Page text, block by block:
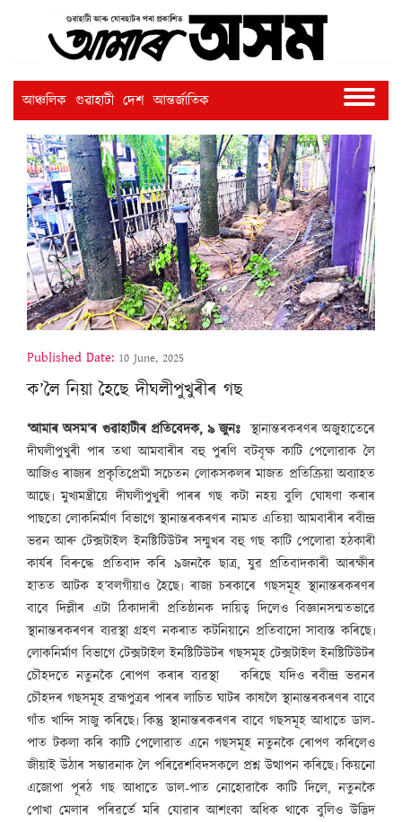
আঞ্চলিক গুৱাহাটী দেশ আন্তৰ্জাতিক
Published Date: 10 June, 2025
ক’লৈ নিয়া হৈছে দীঘলীপুখুৰীৰ গছ
‘আমাৰ অসম’ৰ গুৱাহাটীৰ প্ৰতিবেদক, ৯ জুনঃস্থানান্তৰকৰণৰ অজুহাতেৰে
দীঘলীপুখুৰী পাৰ তথা আমবাৰীৰ বহু পুৰণি বটবৃক্ষ কাটি পেলোৱাক লৈ
আজিও ৰাজ্যৰ প্ৰকৃতিপ্ৰেমী সচেতন লোকসকলৰ মাজত প্ৰতিক্ৰিয়া অব্যাহত
আছে৷ মুখ্যমন্ত্ৰীয়ে দীঘলীপুখুৰী পাৰৰ গছ কটা নহয় বুলি ঘোষণা কৰাৰ
পাছতো লোকনিৰ্মাণ বিভাগে স্থানান্তৰকৰণৰ নামত এতিয়া আমবাৰীৰ ৰবীন্দ্ৰ
ভৱন আৰু টেক্সটাইল ইনষ্টিটিউটৰ সন্মুখৰ বহু গছ কাটি পেলোৱা হঠকাৰী
কাৰ্যৰ বিৰুদ্ধে প্ৰতিবাদ কৰি ৯জনকৈ ছাত্ৰ, যুৱ প্ৰতিবাদকাৰী আৰক্ষীৰ
হাতত আটক হ’বলগীয়াও হৈছে৷ ৰাজ্য চৰকাৰে গছসমূহ স্থানান্তৰকৰণৰ
বাবে দিল্লীৰ এটা ঠিকাদাৰী প্ৰতিষ্ঠানক দায়িত্ব দিলেও বিজ্ঞানসন্মতভাৱে
স্থানান্তৰকৰণৰ ব্যৱস্থা গ্ৰহণ নকৰাত কটনিয়ানে প্ৰতিবাদো সাব্যস্ত কৰিছে৷
লোকনিৰ্মাণ বিভাগে টেক্সটাইল ইনষ্টিটিউটৰ গছসমূহ টেক্সটাইল ইনষ্টিটিউটৰ
চৌহদতে নতুনকৈ ৰোপণ কৰাৰ ব্যৱস্থা কৰিছে যদিও ৰবীন্দ্ৰ ভৱনৰ
চৌহদৰ গছসমূহ ব্ৰহ্মপুত্ৰৰ পাৰৰ লাচিত ঘাটৰ কাষলৈ স্থানান্তৰকৰণৰ বাবে
গাঁত খান্দি সাজু কৰিছে৷ কিন্তু স্থানান্তৰকৰণৰ বাবে গছসমূহ আধাতে ডাল-
পাত টকলা কৰি কাটি পেলোৱাত এনে গছসমূহ নতুনকৈ ৰোপণ কৰিলেও
জীয়াই উঠাৰ সম্ভাৱনাক লৈ পৰিৱেশবিদসকলে প্ৰশ্ন উত্থাপন কৰিছে৷ কিয়নো
এজোপা পূৰঠ গছ আধাতে ডাল-পাত নোহোৱাকৈ কাটি দিলে, নতুনকৈ
পোখা মেলাৰ পৰিৱৰ্তে মৰি যোৱাৰ আশংকা অধিক থাকে বুলিও উদ্ভিদ